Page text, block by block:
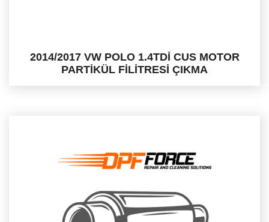
2014/2017 VW POLO 1.4TDİ CUS MOTOR
PARTİKÜL FİLİTRESİ ÇIKMA